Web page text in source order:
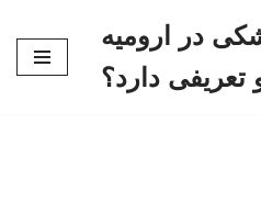
در ارومیه
دارد؟